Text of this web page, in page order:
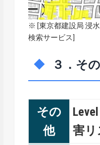
※ [東京都建設局 浸
検索サービス]
３．そ
その
他
害